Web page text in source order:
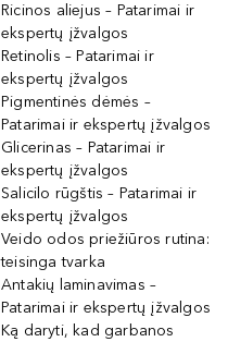
Ricinos aliejus – Patarimai ir
ekspertų įžvalgos
Retinolis – Patarimai ir
ekspertų įžvalgos
Pigmentinės dėmės –
Patarimai ir ekspertų įžvalgos
Glicerinas – Patarimai ir
ekspertų įžvalgos
Salicilo rūgštis – Patarimai ir
ekspertų įžvalgos
Veido odos priežiūros rutina:
teisinga tvarka
Antakių laminavimas –
Patarimai ir ekspertų įžvalgos
Ką daryti, kad garbanos